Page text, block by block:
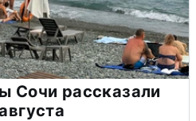
Сочи рассказали